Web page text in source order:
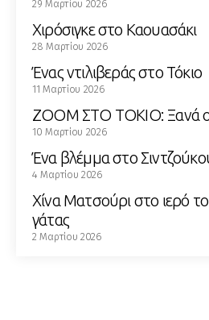
29 Μαρτίου 2026
Χιρόσιγκε στο Καουασάκι
28 Μαρτίου 2026
Ένας ντιλιβεράς στο Τόκιο
11 Μαρτίου 2026
ZOOM ΣΤΟ ΤΟΚΙΟ: Ξανά ο
10 Μαρτίου 2026
Ένα βλέμμα στο
4 Μαρτίου 2026
Χίνα Ματσούρι στο ιερό
γάτας
2 Μαρτίου 2026